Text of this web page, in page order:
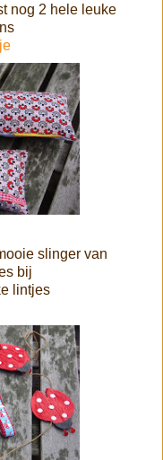
nog 2 hele leuke
slinger van
bij
lintjes